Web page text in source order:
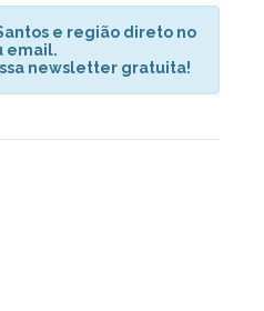
e região direto no
email.
newsletter gratuita!